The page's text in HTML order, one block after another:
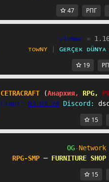
47 РПГ
ᴠiᴏɴᴍᴄ »
ᴛᴏᴡɴʏ
ɢᴇʀçᴇᴋ ᴅüɴʏᴀ
19
CETRACRAFT (Анархия, RPG,
Старт: 03.04.24 Discord:
15
OG-Network
RPG-SMP ─ FURNITURE
15